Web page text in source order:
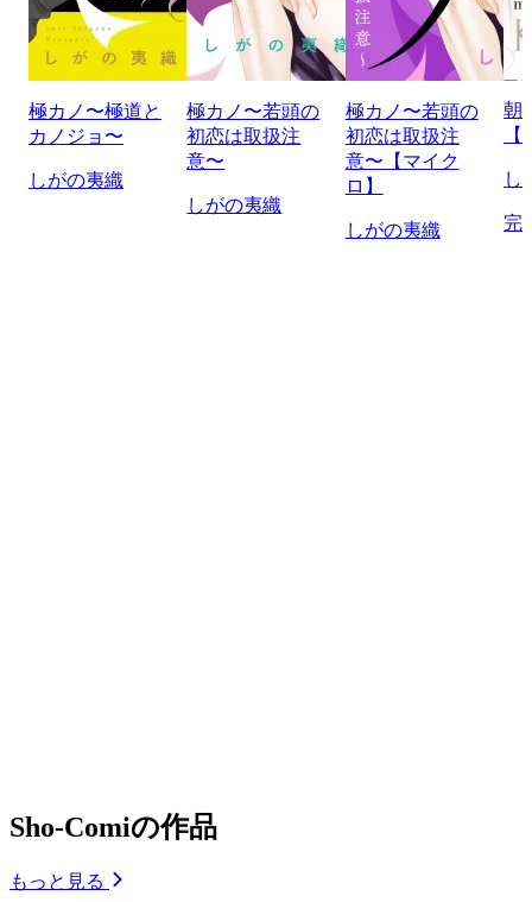
極カノ〜極道と
カノジョ〜
しがの夷織
極カノ〜若頭の
初恋は取扱注
意〜
しがの夷織
極カノ〜若頭の
初恋は取扱注
意〜【マイク
ロ】
しがの夷織
朝
し
完
Sho-Comiの作品
もっと見る